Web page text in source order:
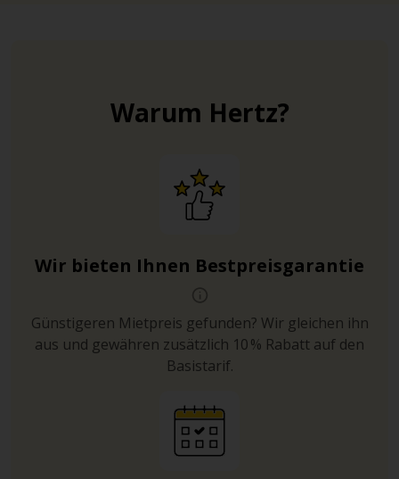
Warum Hertz?
Wir bieten Ihnen Bestpreisgarantie
Günstigeren Mietpreis gefunden? Wir gleichen ihn
aus und gewähren zusätzlich 10 % Rabatt auf den
Basistarif.